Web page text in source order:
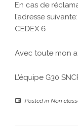
En cas de
l’adresse
CEDEX 6
Avec toute mon
L’équipe G30
Posted in Non